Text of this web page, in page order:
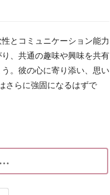
とコミュニケーション能力
、共通の趣味や興味を共有
。彼の心に寄り添い、思い
さらに強固になるはずで
…